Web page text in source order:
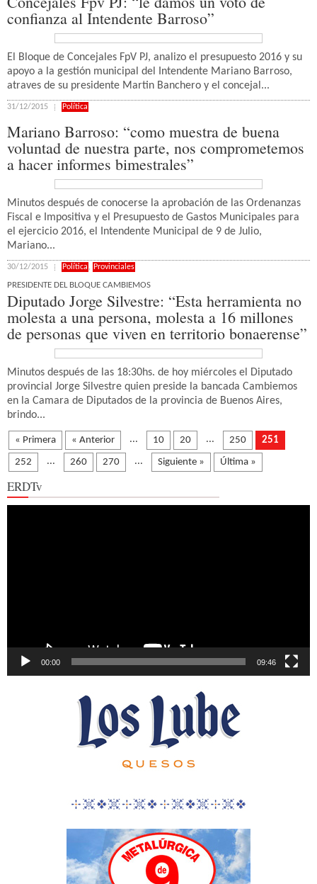
confianza al Intendente Barroso”
El Bloque de Concejales FpV PJ, analizo el presupuesto 2016 y su
apoyo a la gestión municipal del Intendente Mariano Barroso,
atraves de su presidente Martin Banchero y el concejal...
31/12/2015 Política
Mariano Barroso: “como muestra de buena
voluntad de nuestra parte, nos comprometemos
a hacer informes bimestrales”
Minutos después de conocerse la aprobación de las Ordenanzas
Fiscal e Impositiva y el Presupuesto de Gastos Municipales para
el ejercicio 2016, el Intendente Municipal de 9 de Julio,
Mariano...
30/12/2015 Política , Provinciales
PRESIDENTE DEL BLOQUE CAMBIEMOS
Diputado Jorge Silvestre: “Esta herramienta no
molesta a una persona, molesta a 16 millones
de personas que viven en territorio bonaerense”
Minutos después de las 18:30hs. de hoy miércoles el Diputado
provincial Jorge Silvestre quien preside la bancada Cambiemos
en la Camara de Diputados de la provincia de Buenos Aires,
brindo...
« Primera « Anterior ... 10 20 ... 250 251
252 ... 260 270 ... Siguiente » Última »
ERDTv
00:00 09:46